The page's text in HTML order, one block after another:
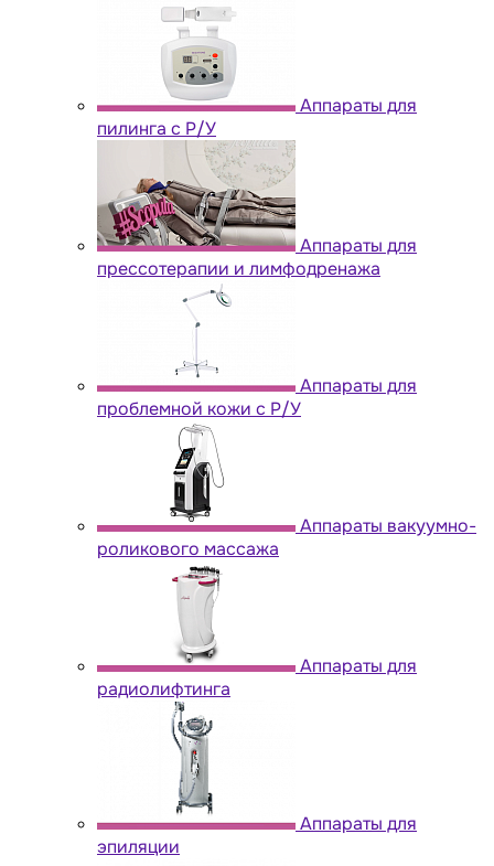
Аппараты для
пилинга с Р/У
Аппараты для
прессотерапии и лимфодренажа
Аппараты для
проблемной кожи с Р/У
Аппараты вакуумно-
роликового массажа
Аппараты для
радиолифтинга
Аппараты для
эпиляции